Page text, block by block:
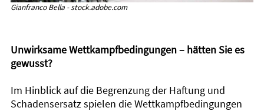
Gianfranco Bella - stock.adobe.com
Unwirksame Wettkampfbedingungen – hätten Sie es
gewusst?
Im Hinblick auf die Begrenzung der Haftung und
Schadensersatz spielen die Wettkampfbedingungen